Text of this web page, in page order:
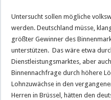
Untersucht sollen mögliche
werden. Deutschland müsse,
größter Gewinner des
unterstützen. Das wäre etwa
Dienstleistungsmarktes, aber
Binnennachfrage durch höhere
Lohnzuwächse in den
Herren in Brüssel, hätten den